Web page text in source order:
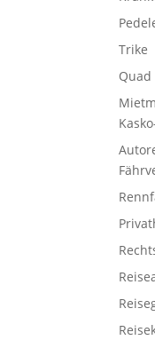
Trike
Quad